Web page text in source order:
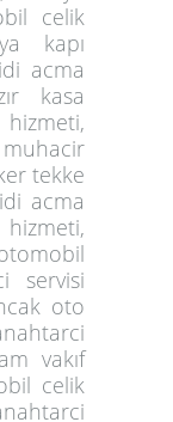
celik
kapı
acma
kasa
tekke
acma
servisi
oto
vakıf
celik